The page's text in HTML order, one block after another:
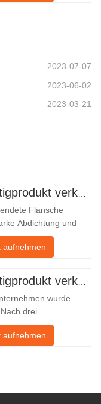
macht.
2023-07-07
2023-06-02
2023-03-21
Flansch-Fertigprodukt verkauft
Flansche
Abdichtung und
Unternehmen in
seit vielen Jahren
– nach Deutschland
die inländische
ist, möchten wir
aufnehmen
Flansch-Fertigprodukt verkauft
wurde
drei
Arbeit umfasst es
50.000 ㎡ und
beträgt 30.000
aufnehmen